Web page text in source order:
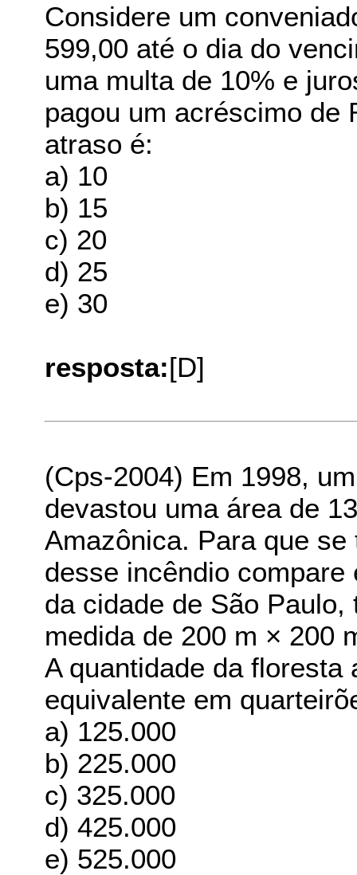
Considere um
599,00 até o dia do
uma multa de 10% e
pagou um acréscimo de
atraso é:
a) 10
b) 15
c) 20
d) 25
e) 30
resposta:[D]
(Cps-2004) Em 1998,
devastou uma área de
Amazônica. Para que
desse incêndio
da cidade de São
medida de 200 m × 200
A quantidade da floresta
equivalente em
a) 125.000
b) 225.000
c) 325.000
d) 425.000
e) 525.000